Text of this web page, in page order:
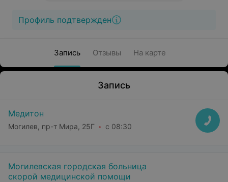
Профиль подтвержден
Запись Отзывы На карте
Запись
Медитон
Могилев, пр-т Мира, 25Г с 08:30
Могилевская городская больница
скорой медицинской помощи